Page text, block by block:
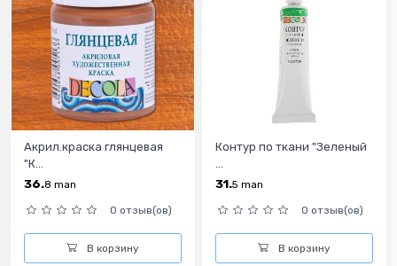
Акрил.краска глянцевая
"К...
36.8 man
0 отзыв(ов)
В корзину
Контур по ткани "Зеленый
...
31.5 man
0 отзыв(ов)
В корзину